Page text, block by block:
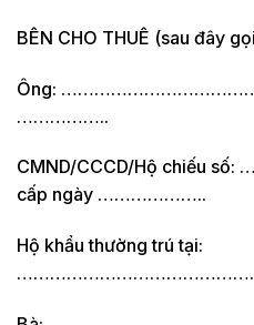
BÊN CHO THUÊ (sau đây
Ông:
……………..
CMND/CCCD/Hộ chiếu
cấp ngày ………………..
Hộ khẩu thường trú tại: